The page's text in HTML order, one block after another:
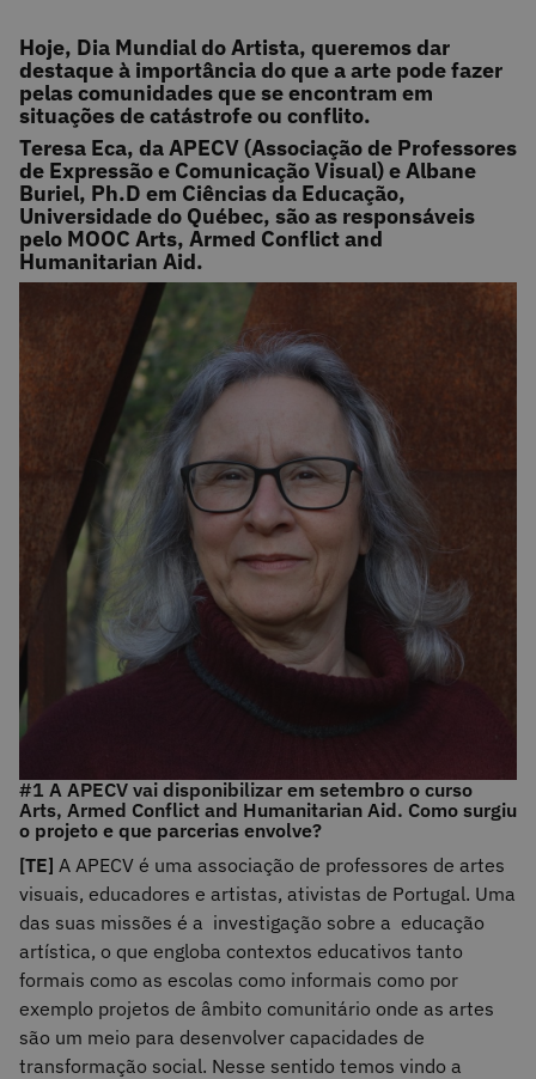
Hoje, Dia Mundial do Artista, queremos dar
destaque à importância do que a arte pode fazer
pelas comunidades que se encontram em
situações de catástrofe ou conflito.
Teresa Eca, da APECV (Associação de Professores
de Expressão e Comunicação Visual) e Albane
Buriel, Ph.D em Ciências da Educação,
Universidade do Québec, são as responsáveis
pelo MOOC Arts, Armed Conflict and
Humanitarian Aid.
#1 A APECV vai disponibilizar em setembro o curso
Arts, Armed Conflict and Humanitarian Aid. Como surgiu
o projeto e que parcerias envolve?
[TE] A APECV é uma associação de professores de artes
visuais, educadores e artistas, ativistas de Portugal. Uma
das suas missões é a investigação sobre a educação
artística, o que engloba contextos educativos tanto
formais como as escolas como informais como por
exemplo projetos de âmbito comunitário onde as artes
são um meio para desenvolver capacidades de
transformação social. Nesse sentido temos vindo a